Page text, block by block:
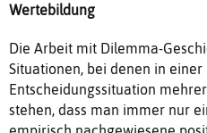
Wertebildung
Die Arbeit mit Dilemma-
Situationen, bei denen in
Entscheidungssituation
stehen, dass man immer nur